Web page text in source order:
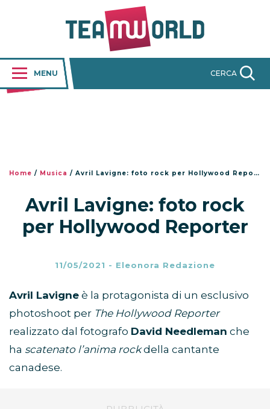
MENU CERCA
Home / Musica / Avril Lavigne: foto rock per Hollywood Reporter
Avril Lavigne: foto rock
per Hollywood Reporter
11/05/2021 - Eleonora Redazione
Avril Lavigne è la protagonista di un esclusivo
photoshoot per The Hollywood Reporter
realizzato dal fotografo David Needleman che
ha scatenato l’anima rockdella cantante
canadese.